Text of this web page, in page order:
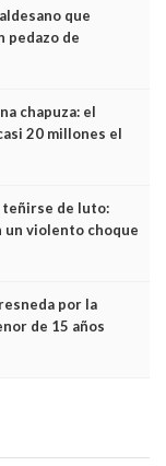
que
pedazo de
chapuza: el
20 millones el
cabían por los
teñirse de luto:
un violento choque
por la
de 15 años